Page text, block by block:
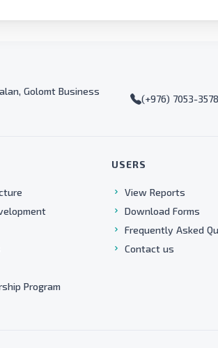
Golomt Business
(+976) 7053-
Program
USERS
View Reports
Download Forms
Frequently Asked
Contact us